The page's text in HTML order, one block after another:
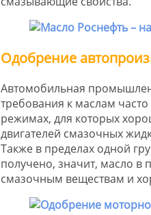
Одобрение
Автомобильная
требования к маслам
режимах, для которых
двигателей смазочных
Также в пределах одной
получено, значит, масло в
смазочным веществам и